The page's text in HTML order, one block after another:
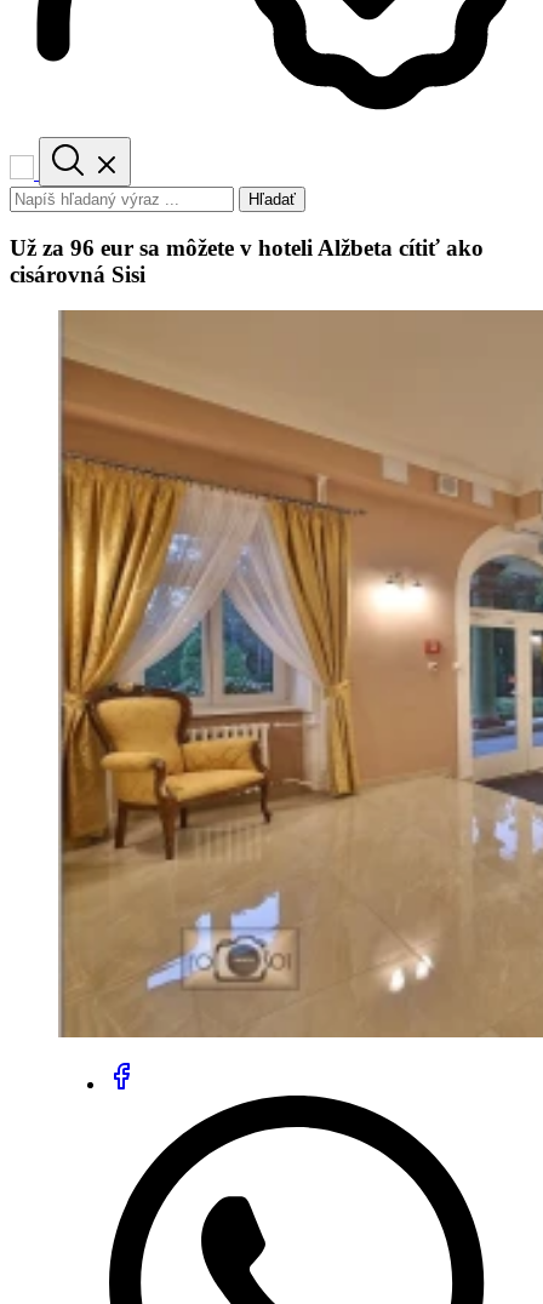
Hľadať
Už za 96 eur sa môžete v hoteli Alžbeta cítiť ako
cisárovná Sisi